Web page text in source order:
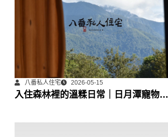
八番私人住宅 2026-05-15
入住森林裡的溫糅日常｜日月潭寵物友